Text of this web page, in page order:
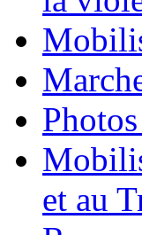
et au